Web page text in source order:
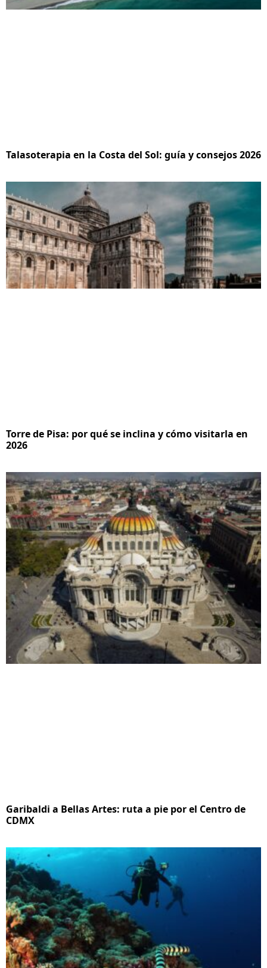
Talasoterapia en la Costa del Sol: guía y consejos 2026
Torre de Pisa: por qué se inclina y cómo visitarla en
2026
Garibaldi a Bellas Artes: ruta a pie por el Centro de
CDMX